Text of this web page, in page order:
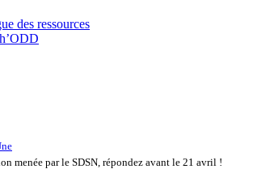
des ressources
menée par le SDSN, répondez avant le 21 avril !